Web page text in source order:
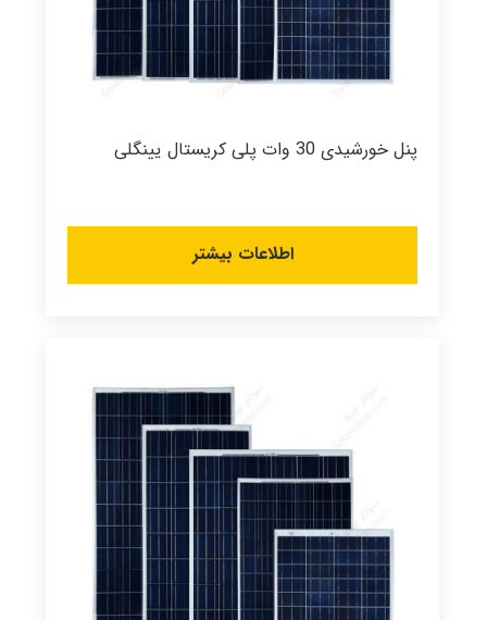
پنل خورشیدی 30 وات پلی کریستال یینگلی
اطلاعات بیشتر